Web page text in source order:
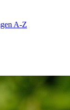
A-Z